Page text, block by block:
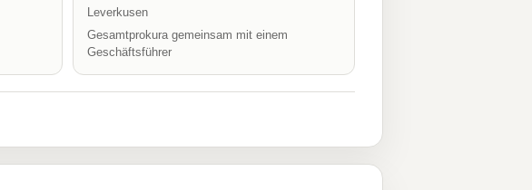
Leverkusen
Gesamtprokura gemeinsam mit einem
Geschäftsführer